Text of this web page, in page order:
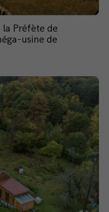
la Préfète de
usine de